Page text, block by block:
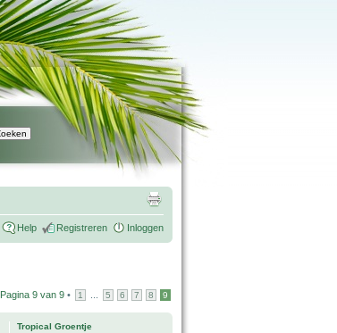
Help Registreren Inloggen
Pagina 9 van 9 • 1 5 6 7 8 9
Tropical Groentje